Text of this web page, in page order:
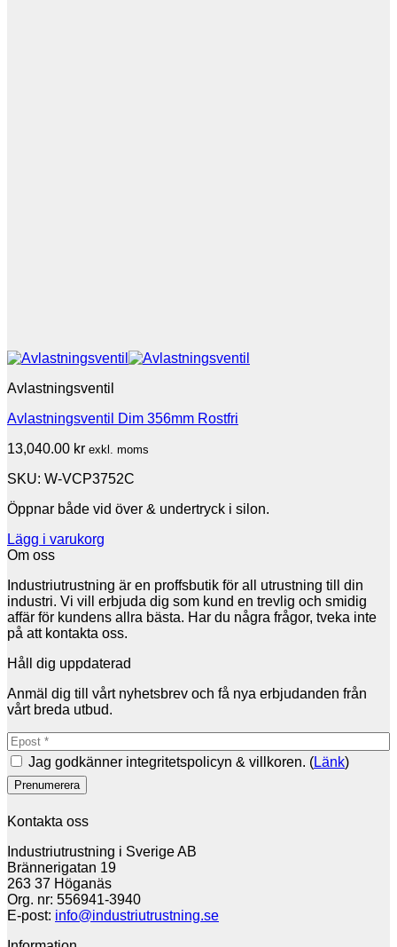
Avlastningsventil
Avlastningsventil Dim 356mm Rostfri
13,040.00 kr exkl. moms
SKU: W-VCP3752C
Öppnar både vid över & undertryck i silon.
Lägg i varukorg
Om oss
Industriutrustning är en proffsbutik för all utrustning till din
industri. Vi vill erbjuda dig som kund en trevlig och smidig
affär för kundens allra bästa. Har du några frågor, tveka inte
på att kontakta oss.
Håll dig uppdaterad
Anmäl dig till vårt nyhetsbrev och få nya erbjudanden från
vårt breda utbud.
Jag godkänner integritetspolicyn & villkoren. (Länk)
Kontakta oss
Industriutrustning i Sverige AB
Brännerigatan 19
263 37 Höganäs
Org. nr: 556941-3940
E-post: info@industriutrustning.se